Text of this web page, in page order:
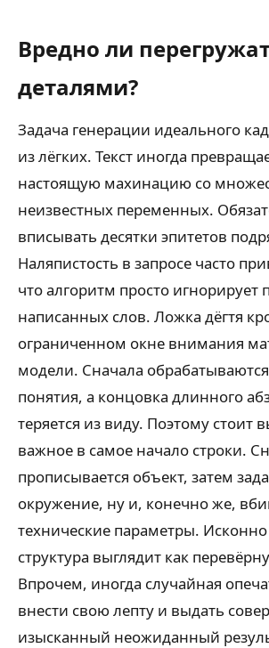
Вредно ли
деталями?
Задача генерации идеального
из лёгких. Текст иногда
настоящую махинацию со
неизвестных переменных.
вписывать десятки эпитетов
Наляпистость в запросе часто
что алгоритм просто игнорирует
написанных слов. Ложка дёгтя
ограниченном окне внимания
модели. Сначала
понятия, а концовка длинного
теряется из виду. Поэтому стоит
важное в самое начало строки.
прописывается объект, затем
окружение, ну и, конечно же,
технические параметры.
структура выглядит как
Впрочем, иногда случайная
внести свою лепту и выдать
изысканный неожиданный